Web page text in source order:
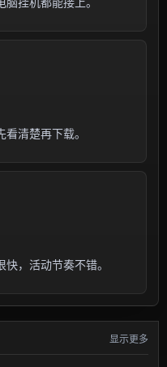
清楚再下载。
，活动节奏不错。
显示更多